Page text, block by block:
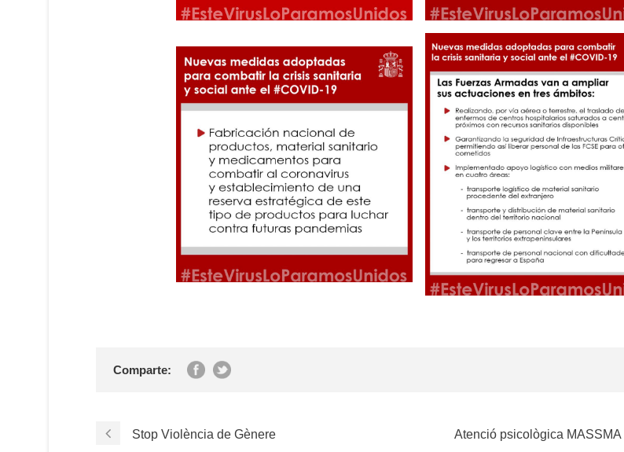
Comparte:
Stop Violència de Gènere Atenció psicològica MASSMA